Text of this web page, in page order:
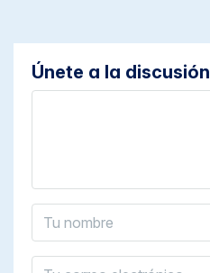
Únete a la discusión